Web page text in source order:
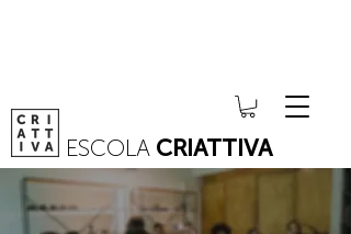
ESCOLA CRIATTIVA